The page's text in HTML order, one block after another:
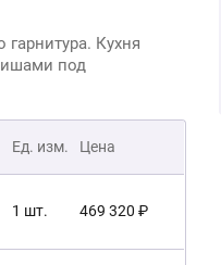
гарнитура. Кухня
под
Ед. изм. Цена
1 шт. 469 320 ₽